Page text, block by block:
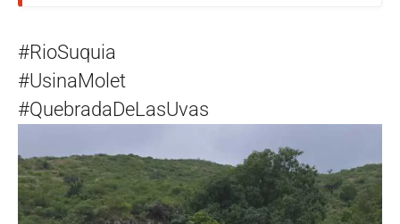
#RioSuquia
#UsinaMolet
#QuebradaDeLasUvas